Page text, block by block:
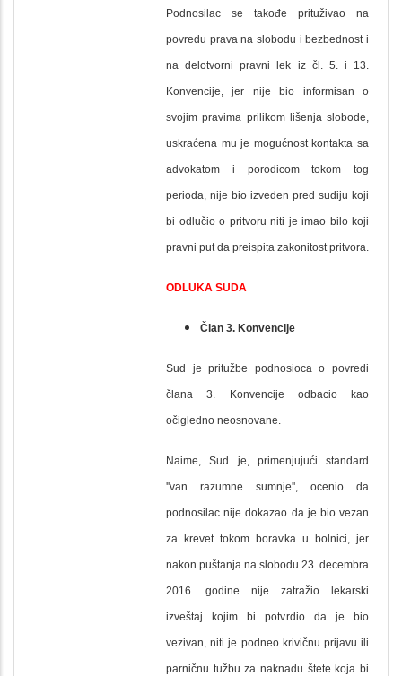
Podnosilac se takođe prituživao na
povredu prava na slobodu i bezbednost i
na delotvorni pravni lek iz čl. 5. i 13.
Konvencije, jer nije bio informisan o
svojim pravima prilikom lišenja slobode,
uskraćena mu je mogućnost kontakta sa
advokatom i porodicom tokom tog
perioda, nije bio izveden pred sudiju koji
bi odlučio o pritvoru niti je imao bilo koji
pravni put da preispita zakonitost pritvora.
ODLUKA SUDA
Član 3. Konvencije
Sud je pritužbe podnosioca o povredi
člana 3. Konvencije odbacio kao
očigledno neosnovane.
Naime, Sud je, primenjujući standard
''van razumne sumnje'', ocenio da
podnosilac nije dokazao da je bio vezan
za krevet tokom boravka u bolnici, jer
nakon puštanja na slobodu 23. decembra
2016. godine nije zatražio lekarski
izveštaj kojim bi potvrdio da je bio
vezivan, niti je podneo krivičnu prijavu ili
parničnu tužbu za naknadu štete koja bi